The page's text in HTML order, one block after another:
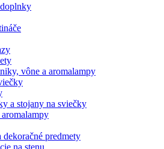
vône a aromalampy
a stojany na sviečky
dekoračné predmety
na stenu